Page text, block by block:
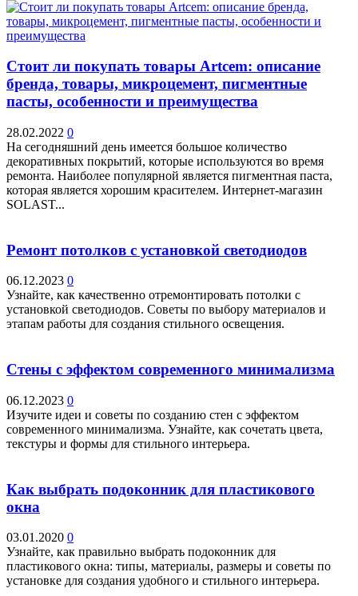
Стоит ли покупать товары Artcem: описание
бренда, товары, микроцемент, пигментные
пасты, особенности и преимущества
28.02.2022 0
На сегодняшний день имеется большое количество
декоративных покрытий, которые используются во время
ремонта. Наиболее популярной является пигментная паста,
которая является хорошим красителем. Интернет-магазин
SOLAST...
Ремонт потолков с установкой светодиодов
06.12.2023 0
Узнайте, как качественно отремонтировать потолки с
установкой светодиодов. Советы по выбору материалов и
этапам работы для создания стильного освещения.
Стены с эффектом современного минимализма
06.12.2023 0
Изучите идеи и советы по созданию стен с эффектом
современного минимализма. Узнайте, как сочетать цвета,
текстуры и формы для стильного интерьера.
Как выбрать подоконник для пластикового
окна
03.01.2020 0
Узнайте, как правильно выбрать подоконник для
пластикового окна: типы, материалы, размеры и советы по
установке для создания удобного и стильного интерьера.